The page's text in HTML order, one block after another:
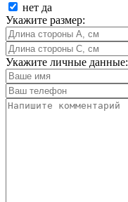
нет да
Укажите размер:
Укажите личные данные: